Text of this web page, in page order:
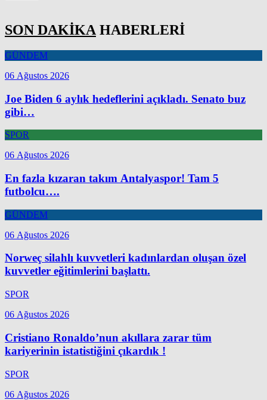
SON DAKİKA HABERLERİ
GÜNDEM
06 Ağustos 2026
Joe Biden 6 aylık hedeflerini açıkladı. Senato buz
gibi…
SPOR
06 Ağustos 2026
En fazla kızaran takım Antalyaspor! Tam 5
futbolcu….
GÜNDEM
06 Ağustos 2026
Norweç silahlı kuvvetleri kadınlardan oluşan özel
kuvvetler eğitimlerini başlattı.
SPOR
06 Ağustos 2026
Cristiano Ronaldo’nun akıllara zarar tüm
kariyerinin istatistiğini çıkardık !
SPOR
06 Ağustos 2026